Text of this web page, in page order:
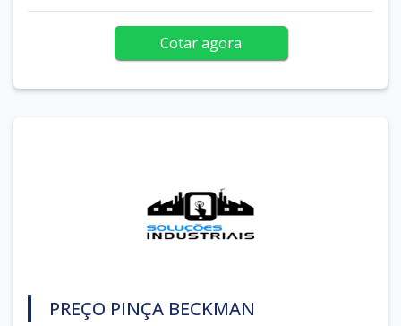
Cotar agora
PREÇO PINÇA BECKMAN